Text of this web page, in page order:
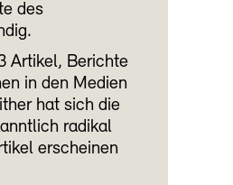
des
Artikel, Berichte
in den Medien
hat sich die
radikal
erscheinen